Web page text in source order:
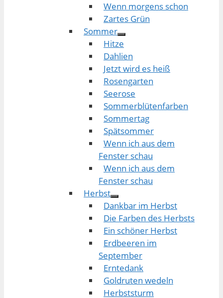
Wenn morgens schon
Zartes Grün
Sommer
Hitze
Dahlien
Jetzt wird es heiß
Rosengarten
Seerose
Sommerblütenfarben
Sommertag
Spätsommer
Wenn ich aus dem
Fenster schau
Wenn ich aus dem
Fenster schau
Herbst
Dankbar im Herbst
Die Farben des Herbsts
Ein schöner Herbst
Erdbeeren im
September
Erntedank
Goldruten wedeln
Herbststurm